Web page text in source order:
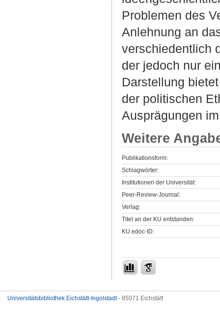
Problemen des
Anlehnung an
verschiedentlich
der jedoch nur
Darstellung
der politischen
Ausprägungen
Weitere
Publikationsform:
Schlagwörter:
Institutionen der Universität:
Peer-Review-Journal:
Verlag:
Titel an der KU entstanden:
KU.edoc-ID:
Universitätsbibliothek Eichstätt-Ingolstadt- 85071 Eichstätt